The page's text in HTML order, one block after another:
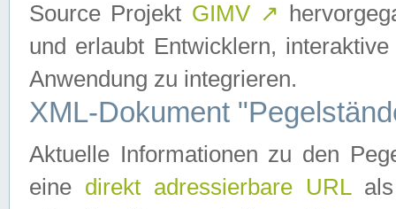
Source Projekt GIMV ↗
und erlaubt Entwicklern,
Anwendung zu integrieren.
XML-Dokument
Aktuelle Informationen zu den
eine direkt adressierbare URLals